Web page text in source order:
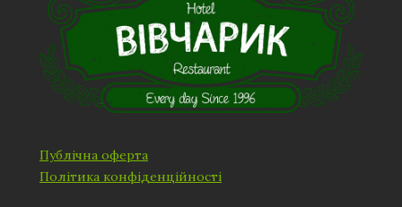
Публічна оферта
Політика конфіденційності